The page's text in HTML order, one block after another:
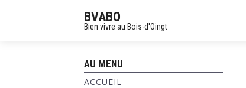
BVABO
Bien vivre au Bois-d'Oingt
AU MENU
ACCUEIL